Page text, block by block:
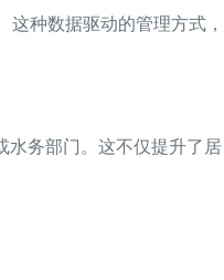
种数据驱动的管理方式，
水务部门。这不仅提升了居